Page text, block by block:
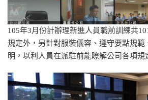
105年3月份計辦理新進人員職前訓練共
規定外，另針對服裝儀容、遵守要點規範
明，以利人員在派駐前能瞭解公司各項規